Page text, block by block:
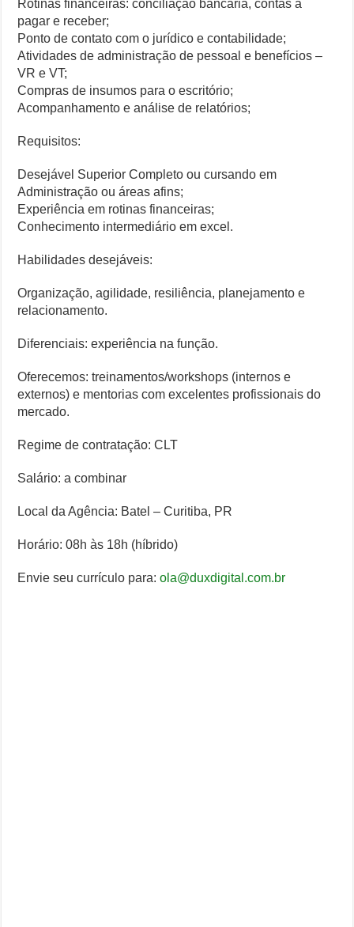
Rotinas financeiras: conciliação bancária, contas a
pagar e receber;
Ponto de contato com o jurídico e contabilidade;
Atividades de administração de pessoal e benefícios –
VR e VT;
Compras de insumos para o escritório;
Acompanhamento e análise de relatórios;
Requisitos:
Desejável Superior Completo ou cursando em
Administração ou áreas afins;
Experiência em rotinas financeiras;
Conhecimento intermediário em excel.
Habilidades desejáveis:
Organização, agilidade, resiliência, planejamento e
relacionamento.
Diferenciais: experiência na função.
Oferecemos: treinamentos/workshops (internos e
externos) e mentorias com excelentes profissionais do
mercado.
Regime de contratação: CLT
Salário: a combinar
Local da Agência: Batel – Curitiba, PR
Horário: 08h às 18h (híbrido)
Envie seu currículo para:ola@duxdigital.com.br